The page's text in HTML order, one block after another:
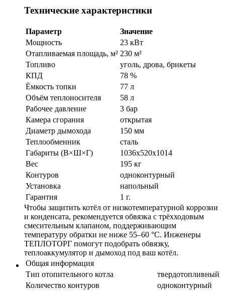
Технические характеристики
Параметр
Значение
Мощность
23 кВт
Отапливаемая площадь, м² 230 м²
Топливо
уголь, дрова, брикеты
КПД
78 %
Ёмкость топки
77 л
Объём теплоносителя
58 л
Рабочее давление
3 бар
Камера сгорания
открытая
Диаметр дымохода
150 мм
Теплообменник
сталь
Габариты (В×Ш×Г)
1036x520x1014
Вес
195 кг
Контуров
одноконтурный
Установка
напольный
Гарантия
1 г.
Чтобы защитить котёл от низкотемпературной коррозии
и конденсата, рекомендуется обвязка с трёхходовым
смесительным клапаном, поддерживающим
температуру обратки не ниже 55–60 °С. Инженеры
ТЕПЛОТОРГ помогут подобрать обвязку,
теплоаккумулятор и дымоход под ваш котёл.
Общая информация
Тип отопительного котла
твердотопливный
Количество контуров
одноконтурный